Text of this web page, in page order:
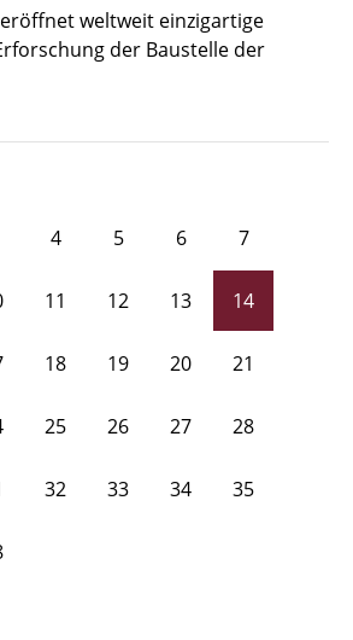
weltweit einzigartige
der Baustelle der
4 5 6 7
11 12 13 14
18 19 20 21
25 26 27 28
32 33 34 35